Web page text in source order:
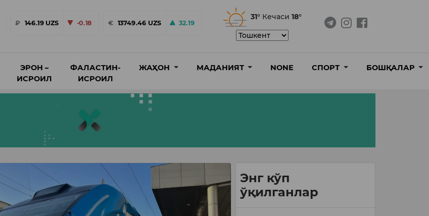
₽ 146.19 UZS -0.18 € 13749.46 UZS 32.19
31° Кечаси 18°
ЭРОН –
ИСРОИЛ
ФАЛАСТИН-
ИСРОИЛ
ЖАҲОН МАДАНИЯТ NONE СПОРТ БОШҚАЛАР
Энг кўп
ўқилганлар